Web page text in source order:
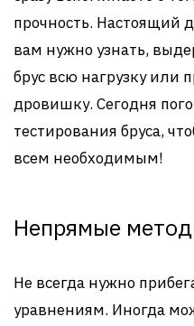
прочность. Настоящий
вам нужно узнать,
брус всю нагрузку или
дровишку. Сегодня
тестирования бруса,
всем необходимым!
Непрямые
Не всегда нужно
уравнениям. Иногда